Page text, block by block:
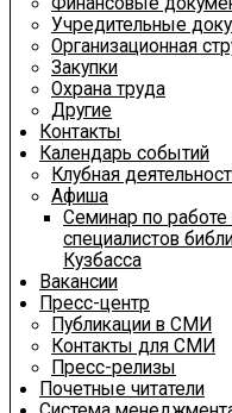
Учредительные
Организационная
Закупки
Охрана труда
Другие
Контакты
Календарь событий
Клубная
Афиша
Семинар по работе
специалистов
Кузбасса
Вакансии
Пресс-центр
Публикации в СМИ
Контакты для СМИ
Пресс-релизы
Почетные читатели